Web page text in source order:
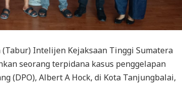
Intelijen Kejaksaan Tinggi Sumatera
seorang terpidana kasus penggelapan
(DPO), Albert A Hock, di Kota Tanjungbalai,